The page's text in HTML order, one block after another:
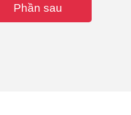
Phần sau